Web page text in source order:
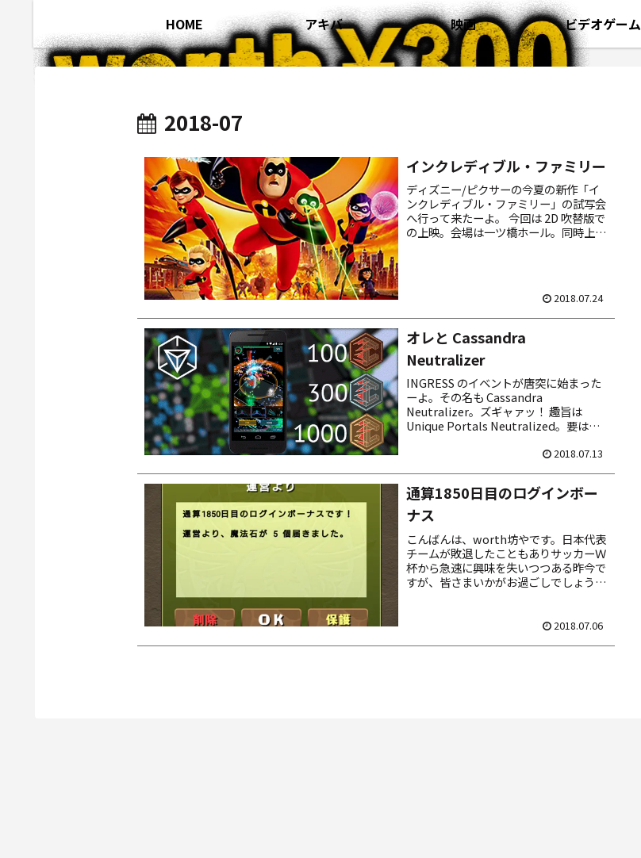
HOME アキバ 映画 ビデオゲーム
2018-07
インクレディブル・ファミリー
ディズニー/ピクサーの今夏の新作「イ
ンクレディブル・ファミリー」の試写会
へ行って来たーよ。 今回は 2D 吹替版で
の上映。会場は一ツ橋ホール。同時上映
2018.07.24
オレと Cassandra
Neutralizer
INGRESS のイベントが唐突に始まった
ーよ。その名も Cassandra
Neutralizer。ズギャァッ！ 趣旨は
Unique Portals Neutralized。要は敵
2018.07.13
通算1850日目のログインボー
ナス
こんばんは、worth坊やです。日本代表
チームが敗退したこともありサッカーＷ
杯から急速に興味を失いつつある昨今で
すが、皆さまいかがお過ごしでしょう
2018.07.06